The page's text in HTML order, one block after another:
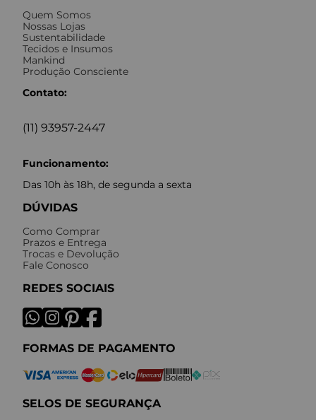
Quem Somos
Nossas Lojas
Sustentabilidade
Tecidos e Insumos
Mankind
Produção Consciente
Contato:
(11) 93957-2447
Funcionamento:
Das 10h às 18h, de segunda a sexta
DÚVIDAS
Como Comprar
Prazos e Entrega
Trocas e Devolução
Fale Conosco
REDES SOCIAIS
FORMAS DE PAGAMENTO
SELOS DE SEGURANÇA